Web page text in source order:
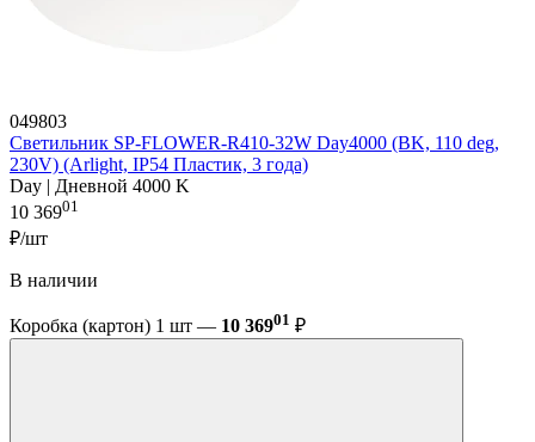
049803
Светильник SP-FLOWER-R410-32W Day4000 (BK, 110 deg,
230V) (Arlight, IP54 Пластик, 3 года)
Day | Дневной 4000 K
10 36901
₽/шт
В наличии
Коробка (картон) 1 шт — 10 36901 ₽